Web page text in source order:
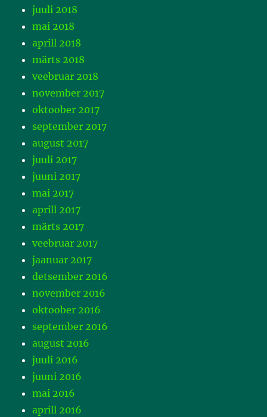
juuli 2018
mai 2018
aprill 2018
märts 2018
veebruar 2018
november 2017
oktoober 2017
september 2017
august 2017
juuli 2017
juuni 2017
mai 2017
aprill 2017
märts 2017
veebruar 2017
jaanuar 2017
detsember 2016
november 2016
oktoober 2016
september 2016
august 2016
juuli 2016
juuni 2016
mai 2016
aprill 2016